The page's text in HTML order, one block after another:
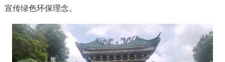
宣传绿色环保理念。